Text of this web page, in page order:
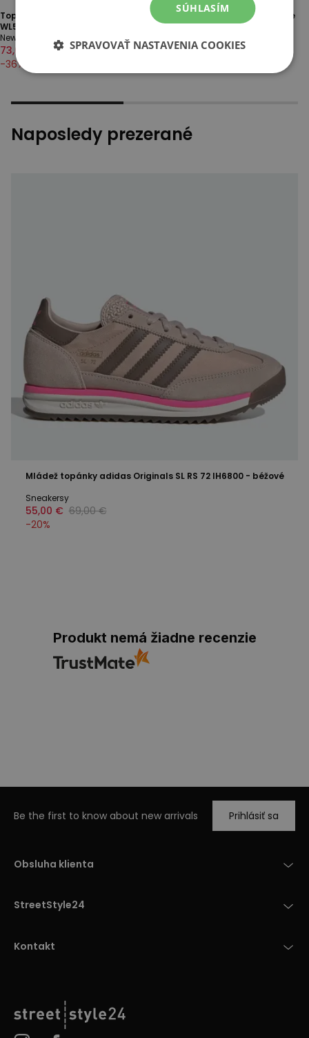
Topánky dámske New Balance
WL574EVW – béžová
New Balance 574
73,00 €
114,00 €
-36%
Dámske topánky New Balance
WL574EVN – tmavomodrá
69,00 € 114,00 €
Naposledy prezerané
Mládež topánky adidas Originals SL RS 72 IH6800 - béžové
Sneakersy
55,00 € 69,00 €
-20%
Produkt nemá žiadne recenzie
Be the first to know about new arrivals Prihlásiť sa
Obsluha klienta
StreetStyle24
Kontakt
SÚHLASÍM
SPRAVOVAŤ NASTAVENIA COOKIES